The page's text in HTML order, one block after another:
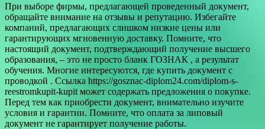
При выборе фирмы, предлагающей проведенный документ,
обращайте внимание на отзывы и репутацию. Избегайте
компаний, предлагающих слишком низкие цены или
гарантирующих мгновенную доставку. Помните, что
настоящий документ, подтверждающий получение высшего
образования, – это не просто бланк ГОЗНАК , а результат
обучения. Многие интересуются, где купить документ с
проводкой . Ссылка https://gosznac-diplom24.com/diplom-s-
reestromkupit-kupit может содержать предложения о покупке.
Перед тем как приобрести документ, внимательно изучите
условия и гарантии. Помните, что оплата за липовый
документ не гарантирует получение работы.